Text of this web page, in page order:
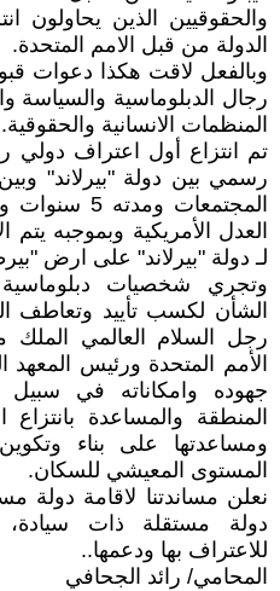
والحقوقيين الذين يحاولون
الدولة من قبل الامم المتحدة.
وبالفعل لاقت هكذا دعوات
رجال الدبلوماسية والسياسة
المنظمات الانسانية والحقوقية.
تم انتزاع أول اعتراف
رسمي بين دولة "بيرلاند"
المجتمعات
العدل الأمريكية وبموجبه
لـ دولة "بيرلاند" على ارض
وتجري شخصيات دبلوماسية
الشأن لكسب تأييد وتعاطف
رجل السلام العالمي الملك
الأمم المتحدة ورئيس
جهوده وامكاناته في
المنطقة والمساعدة
ومساعدتها على بناء
المستوى المعيشي للسكان.
نعلن مساندتنا لاقامة دولة
دولة مستقلة ذات سيادة،
للاعتراف بها ودعمها..
المحامي/ رائد الجحافي